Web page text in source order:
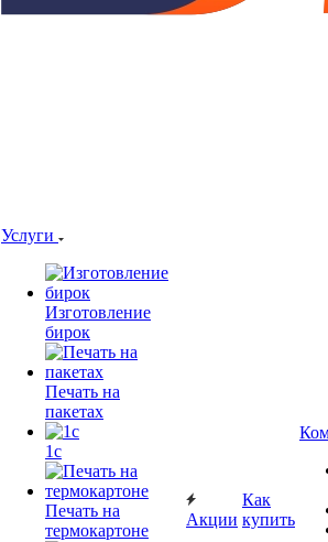
Услуги
Изготовление
бирок
Печать на
пакетах
1c
Печать на
термокартоне
Акции
Как
купить